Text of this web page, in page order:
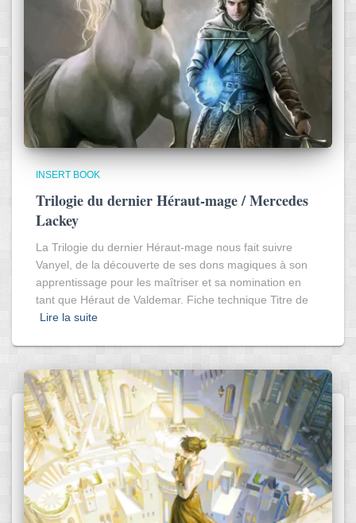
INSERT BOOK
Trilogie du dernier Héraut-mage / Mercedes
Lackey
La Trilogie du dernier Héraut-mage nous fait suivre
Vanyel, de la découverte de ses dons magiques à son
apprentissage pour les maîtriser et sa nomination en
tant que Héraut de Valdemar. Fiche technique Titre de
Lire la suite